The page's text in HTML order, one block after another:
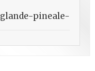
pineale-